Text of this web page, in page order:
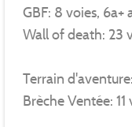
GBF: 8 voies, 6a+
Wall of death: 23
Terrain d'aventure:
Brèche Ventée: